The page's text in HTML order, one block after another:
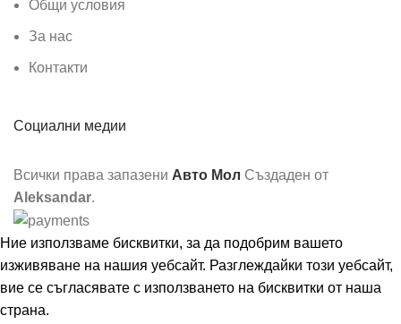
Общи условия
За нас
Контакти
Социални медии
Всички права запазени Авто Мол Създаден от
Aleksandar.
Ние използваме бисквитки, за да подобрим вашето
изживяване на нашия уебсайт. Разглеждайки този уебсайт,
вие се съгласявате с използването на бисквитки от наша
страна.